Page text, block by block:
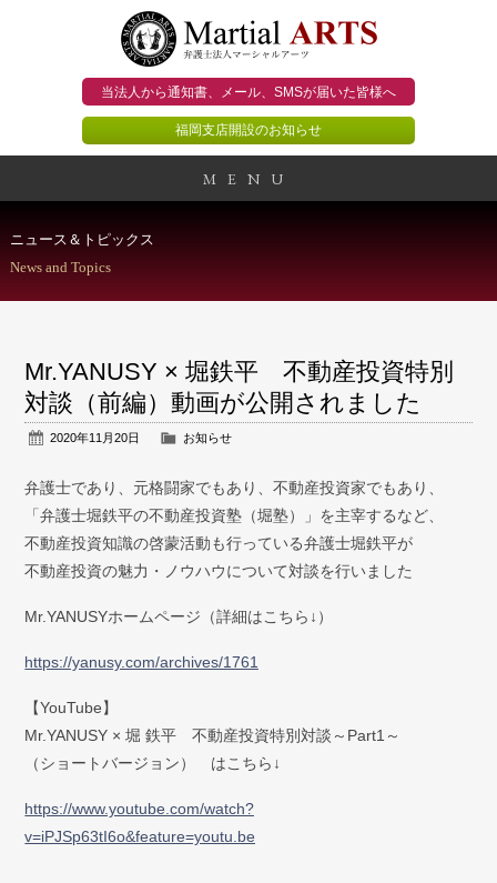
当法人から通知書、メール、 SMSが届いた皆様へ
福岡支店開設のお知らせ
MENU
事務所概要
個人のお客様
弁護士紹介
お問い合わせ
アクセス
採用情報
個人情報保護方針
ニュース＆トピックス
News and Topics
Mr.YANUSY × 堀鉄平 不動産投資特別
対談（前編）動画が公開されました
2020年11月20日 お知らせ
弁護士であり、元格闘家でもあり、不動産投資家でもあり、
「弁護士堀鉄平の不動産投資塾（堀塾）」を主宰するなど、
不動産投資知識の啓蒙活動も行っている弁護士堀鉄平が
不動産投資の魅力・ノウハウについて対談を行いました
Mr.YANUSYホームページ（詳細はこちら↓）
https://yanusy.com/archives/1761
【YouTube】
Mr.YANUSY × 堀 鉄平 不動産投資特別対談～Part1～
（ショートバージョン） はこちら↓
https://www.youtube.com/watch?
v=iPJSp63tI6o&feature=youtu.be